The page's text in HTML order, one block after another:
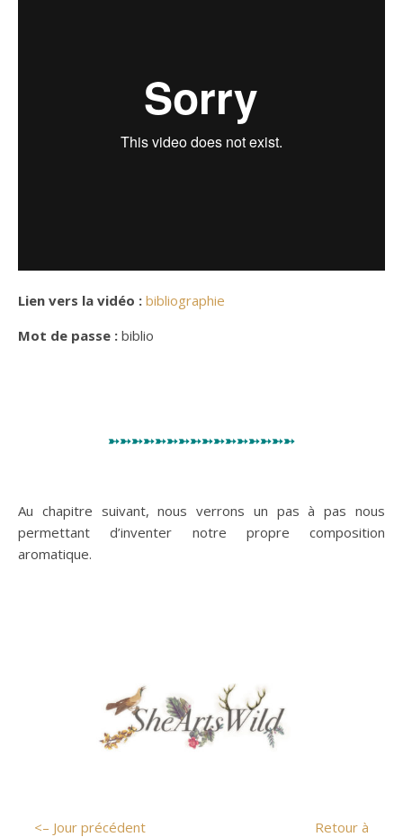
Lien vers la vidéo : bibliographie
Mot de passe : biblio
➳➳➳➳➳➳➳➳➳➳➳➳➳➳➳➳
Au chapitre suivant, nous verrons un pas à pas nous
permettant d’inventer notre propre composition
aromatique.
<– Jour précédent
Retour à